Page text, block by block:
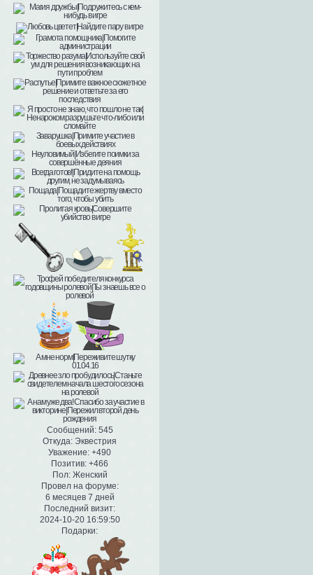
Сообщений:545
Откуда: Эквестрия
Уважение: +490
Позитив: +466
Пол:Женский
Провел на форуме:
6 месяцев 7 дней
Последний визит:
2024-10-20 16:59:50
Подарки: